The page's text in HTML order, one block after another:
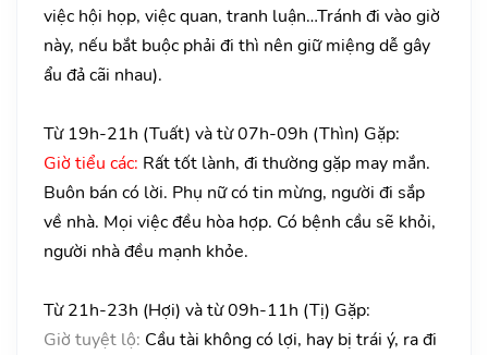
việc hội họp, việc quan, tranh luận…Tránh đi vào giờ
này, nếu bắt buộc phải đi thì nên giữ miệng dễ gây
ẩu đả cãi nhau).
Từ 19h-21h (Tuất) và từ 07h-09h (Thìn) Gặp:
Giờ tiểu các: Rất tốt lành, đi thường gặp may mắn.
Buôn bán có lời. Phụ nữ có tin mừng, người đi sắp
về nhà. Mọi việc đều hòa hợp. Có bệnh cầu sẽ khỏi,
người nhà đều mạnh khỏe.
Từ 21h-23h (Hợi) và từ 09h-11h (Tị) Gặp:
Giờ tuyệt lộ: Cầu tài không có lợi, hay bị trái ý, ra đi